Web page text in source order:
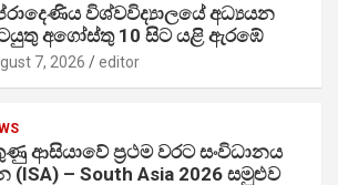
විශ්වවිද්‍යාලයේ අධ්‍යයන
අගෝස්තු 10 සිට යළි ඇරඹේ
7, 2026 editor
ආසියාවේ ප්‍රථම වරට සංවිධානය
(ISA) – South Asia 2026 සමුළුව